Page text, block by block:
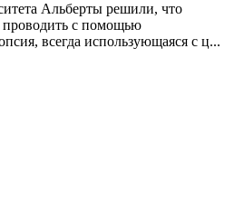
Альберты решили, что
проводить с помощью
всегда использующаяся с ц...